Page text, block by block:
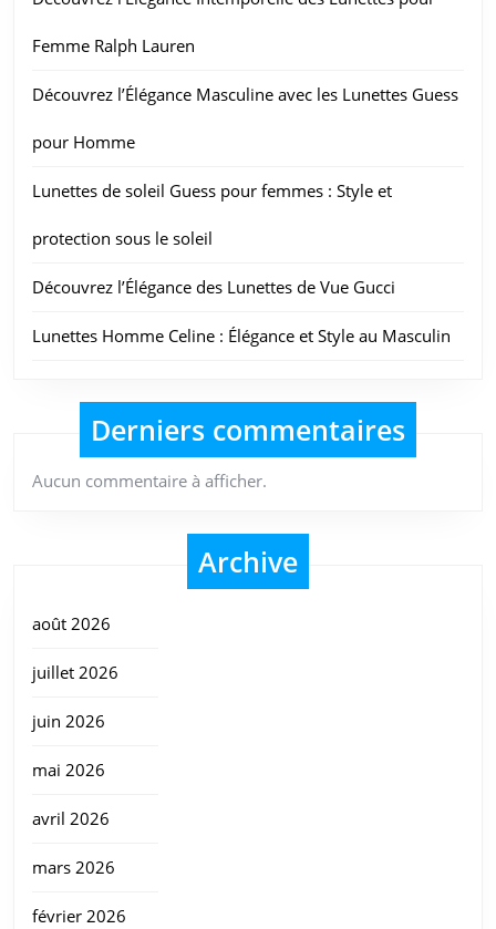
Femme Ralph Lauren
Découvrez l’Élégance Masculine avec les Lunettes Guess
pour Homme
Lunettes de soleil Guess pour femmes : Style et
protection sous le soleil
Découvrez l’Élégance des Lunettes de Vue Gucci
Lunettes Homme Celine : Élégance et Style au Masculin
Derniers commentaires
Aucun commentaire à afficher.
Archive
août 2026
juillet 2026
juin 2026
mai 2026
avril 2026
mars 2026
février 2026